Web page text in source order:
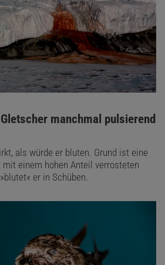
manchmal pulsierend
als würde er bluten. Grund ist eine
einem hohen Anteil verrosteten
er in Schüben.